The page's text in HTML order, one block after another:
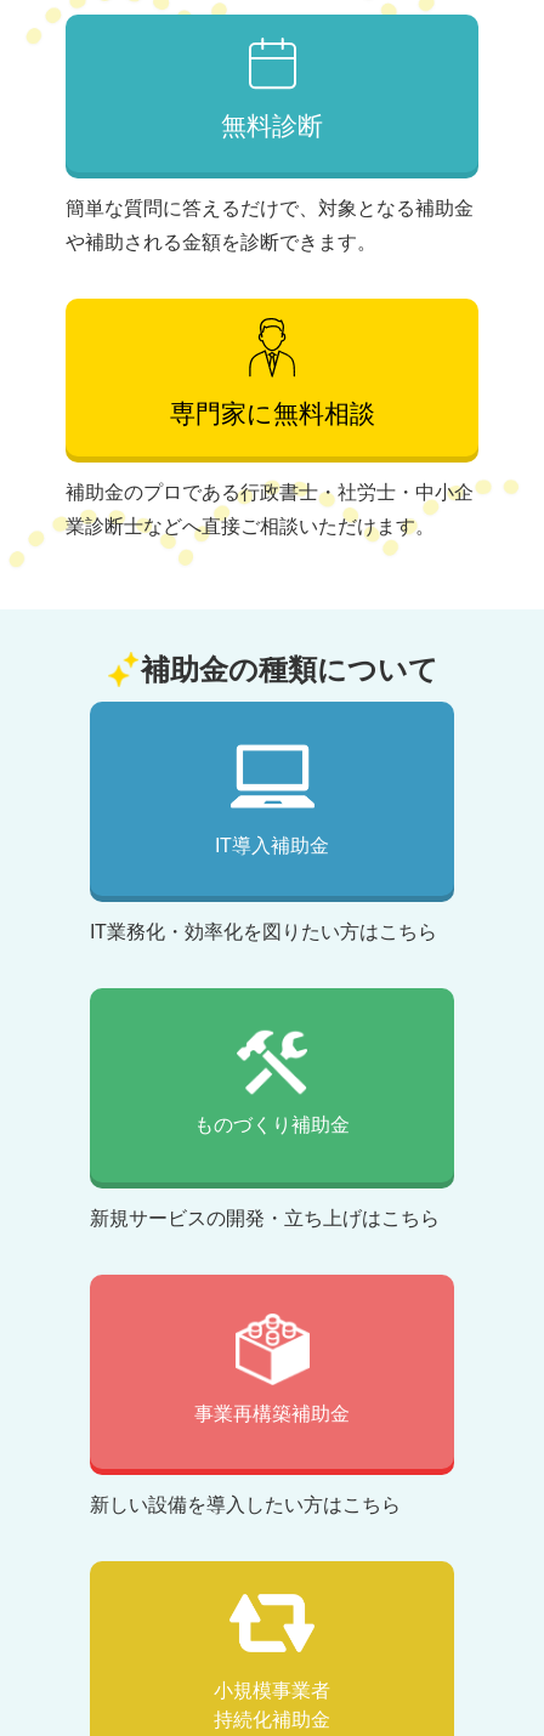
無料診断
簡単な質問に答えるだけで、対象となる補助金
や補助される金額を診断できます。
専門家に無料相談
補助金のプロである行政書士・社労士・中小企
業診断士などへ直接ご相談いただけます。
補助金の種類について
IT導入補助金
IT業務化・効率化を図りたい方はこちら
ものづくり補助金
新規サービスの開発・立ち上げはこちら
事業再構築補助金
新しい設備を導入したい方はこちら
小規模事業者
持続化補助金